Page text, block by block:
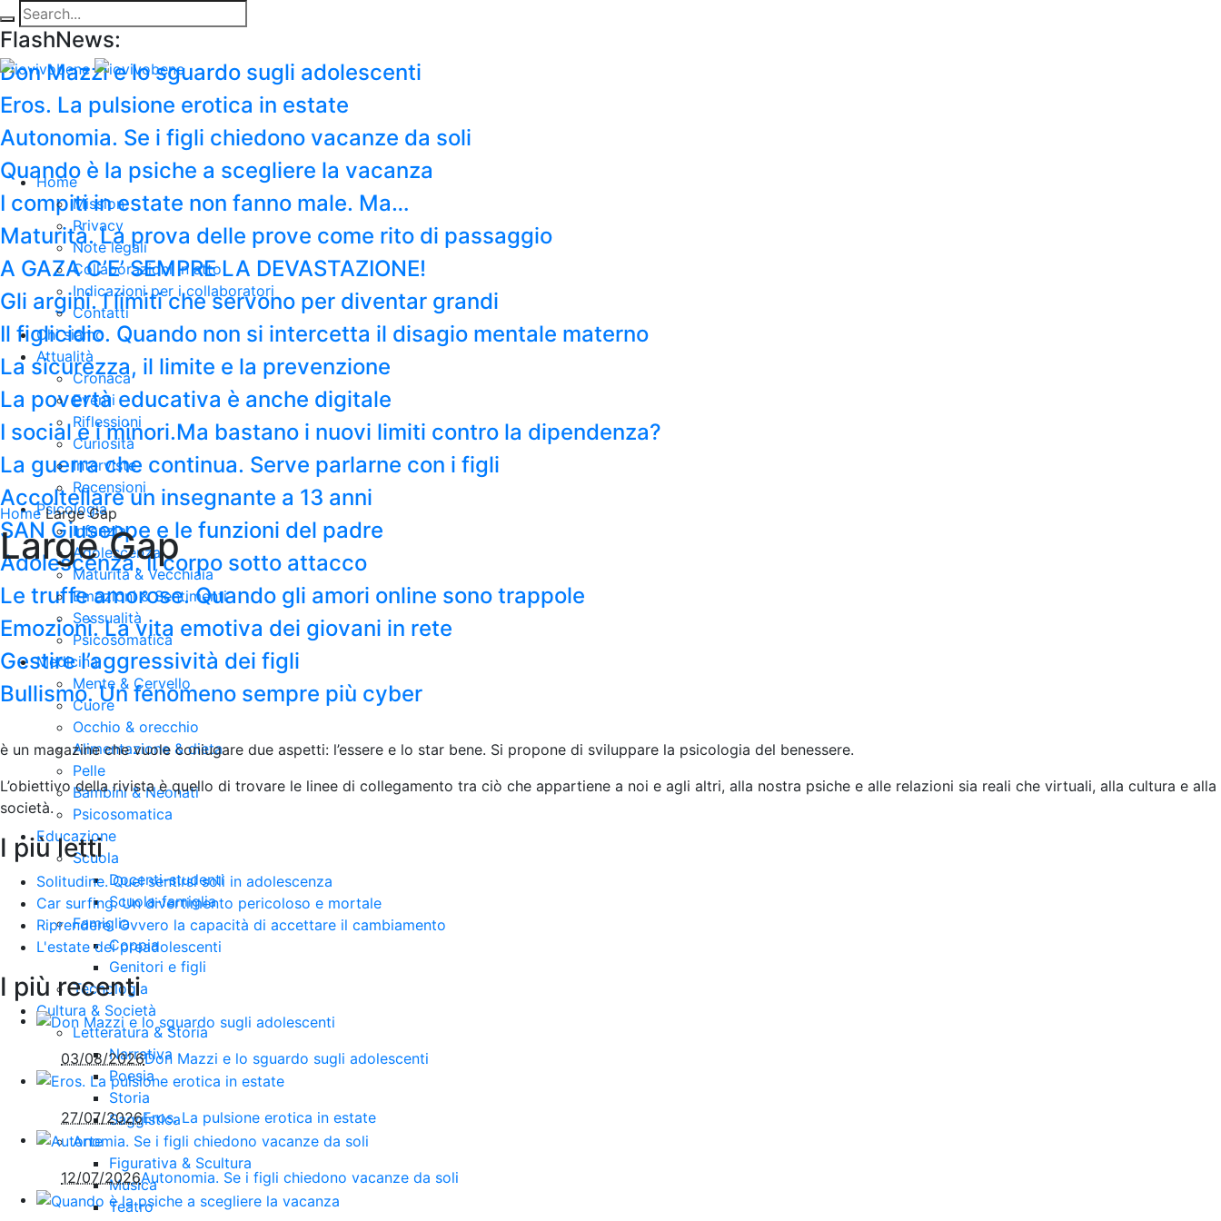
FlashNews:
Don Mazzi e lo sguardo sugli adolescenti
Eros. La pulsione erotica in estate
Autonomia. Se i figli chiedono vacanze da soli
Quando è la psiche a scegliere la vacanza
I compiti in estate non fanno male. Ma…
Maturità. La prova delle prove come rito di passaggio
A GAZA C’E’ SEMPRE LA DEVASTAZIONE!
Gli argini. I limiti che servono per diventar grandi
Il figlicidio. Quando non si intercetta il disagio mentale materno
La sicurezza, il limite e la prevenzione
La povertà educativa è anche digitale
I social e i minori.Ma bastano i nuovi limiti contro la dipendenza?
La guerra che continua. Serve parlarne con i figli
Accoltellare un insegnante a 13 anni
SAN Giuseppe e le funzioni del padre
Adolescenza. Il corpo sotto attacco
Le truffe amorose. Quando gli amori online sono trappole
Emozioni. La vita emotiva dei giovani in rete
Gestire l’aggressività dei figli
Bullismo. Un fenomeno sempre più cyber
Home
Mission
Privacy
Note legali
Collaborazioni in atto
Indicazioni per i collaboratori
Contatti
Chi siamo
Attualità
Cronaca
Eventi
Riflessioni
Curiosità
Interviste
Recensioni
Psicologia
Infanzia
Adolescenza
Maturità & Vecchiaia
Emozioni & Sentimenti
Sessualità
Psicosomatica
Medicina
Mente & Cervello
Cuore
Occhio & orecchio
Alimentazione & dieta
Pelle
Bambini & Neonati
Psicosomatica
Educazione
Scuola
Docenti-studenti
Scuola-famiglia
Famiglia
Coppia
Genitori e figli
Tecnologia
Cultura & Società
Letteratura & Storia
Narrativa
Poesia
Storia
Saggistica
Arte
Figurativa & Scultura
Musica
Teatro
Home Large Gap
Large Gap
è un magazine che vuole coniugare due aspetti: l’essere e lo star bene. Si propone di sviluppare la psicologia del benessere.
L’obiettivo della rivista è quello di trovare le linee di collegamento tra ciò che appartiene a noi e agli altri, alla nostra psiche e alle relazioni sia reali che virtuali, alla cultura e alla
società.
I più letti
Solitudine. Quel sentirsi soli in adolescenza
Car surfing. Un divertimento pericoloso e mortale
Riprendere. Ovvero la capacità di accettare il cambiamento
L'estate dei preadolescenti
I più recenti
03/08/2026Don Mazzi e lo sguardo sugli adolescenti
27/07/2026Eros. La pulsione erotica in estate
12/07/2026Autonomia. Se i figli chiedono vacanze da soli